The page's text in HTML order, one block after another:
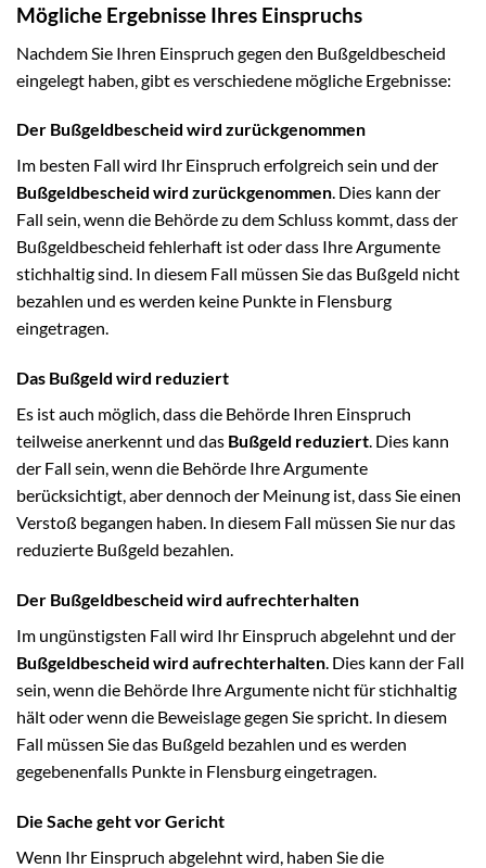
Mögliche Ergebnisse Ihres Einspruchs
Nachdem Sie Ihren Einspruch gegen den Bußgeldbescheid
eingelegt haben, gibt es verschiedene mögliche Ergebnisse:
Der Bußgeldbescheid wird zurückgenommen
Im besten Fall wird Ihr Einspruch erfolgreich sein und der
Bußgeldbescheid wird zurückgenommen. Dies kann der
Fall sein, wenn die Behörde zu dem Schluss kommt, dass der
Bußgeldbescheid fehlerhaft ist oder dass Ihre Argumente
stichhaltig sind. In diesem Fall müssen Sie das Bußgeld nicht
bezahlen und es werden keine Punkte in Flensburg
eingetragen.
Das Bußgeld wird reduziert
Es ist auch möglich, dass die Behörde Ihren Einspruch
teilweise anerkennt und das Bußgeld reduziert. Dies kann
der Fall sein, wenn die Behörde Ihre Argumente
berücksichtigt, aber dennoch der Meinung ist, dass Sie einen
Verstoß begangen haben. In diesem Fall müssen Sie nur das
reduzierte Bußgeld bezahlen.
Der Bußgeldbescheid wird aufrechterhalten
Im ungünstigsten Fall wird Ihr Einspruch abgelehnt und der
Bußgeldbescheid wird aufrechterhalten. Dies kann der Fall
sein, wenn die Behörde Ihre Argumente nicht für stichhaltig
hält oder wenn die Beweislage gegen Sie spricht. In diesem
Fall müssen Sie das Bußgeld bezahlen und es werden
gegebenenfalls Punkte in Flensburg eingetragen.
Die Sache geht vor Gericht
Wenn Ihr Einspruch abgelehnt wird, haben Sie die